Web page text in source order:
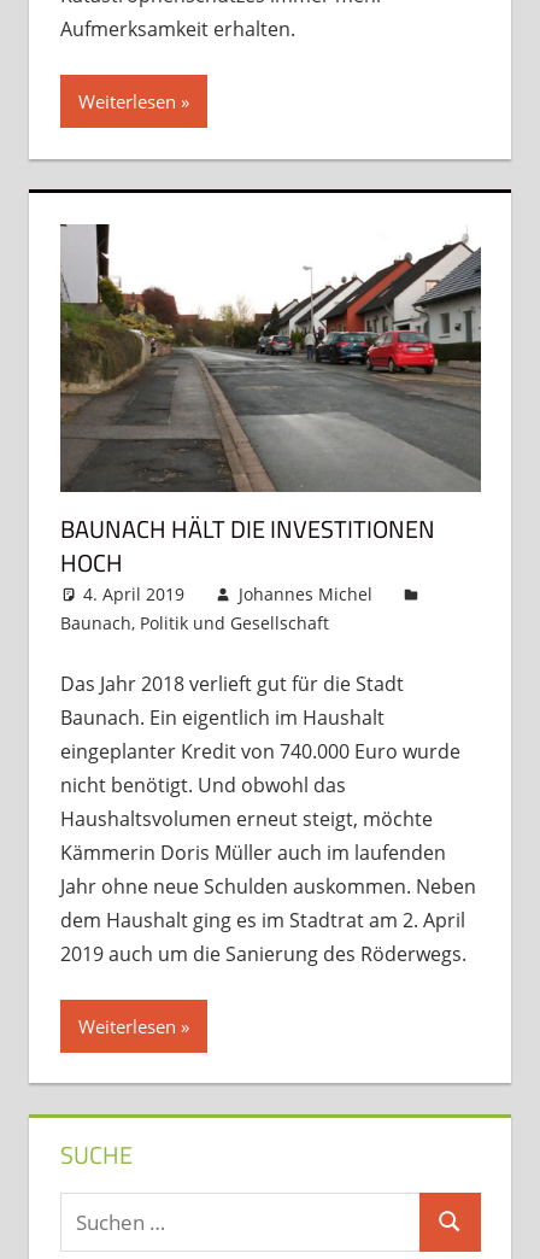
Aufmerksamkeit erhalten.
Weiterlesen
BAUNACH HÄLT DIE INVESTITIONEN
HOCH
4. April 2019
Johannes Michel
Baunach, Politik und Gesellschaft
Das Jahr 2018 verlieft gut für die Stadt
Baunach. Ein eigentlich im Haushalt
eingeplanter Kredit von 740.000 Euro wurde
nicht benötigt. Und obwohl das
Haushaltsvolumen erneut steigt, möchte
Kämmerin Doris Müller auch im laufenden
Jahr ohne neue Schulden auskommen. Neben
dem Haushalt ging es im Stadtrat am 2. April
2019 auch um die Sanierung des Röderwegs.
Weiterlesen
SUCHE
Suchen
nach:
Suchen